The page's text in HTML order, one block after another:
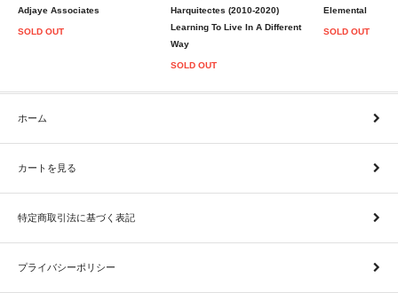
Adjaye Associates
SOLD OUT
Harquitectes (2010-2020)
Learning To Live In A Different
Way
SOLD OUT
Elemental
SOLD OUT
ホーム
カートを見る
特定商取引法に基づく表記
プライバシーポリシー